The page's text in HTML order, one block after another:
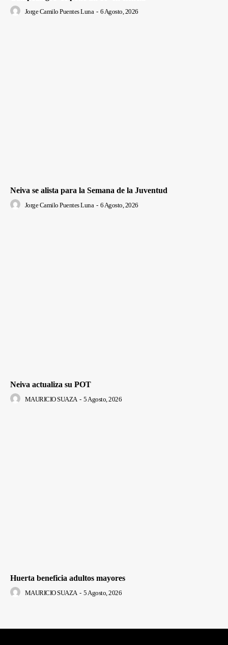
Jorge Camilo Puentes Luna - 6 Agosto, 2026
Neiva se alista para la Semana de la Juventud
Jorge Camilo Puentes Luna - 6 Agosto, 2026
Neiva actualiza su POT
MAURICIO SUAZA - 5 Agosto, 2026
Huerta beneficia adultos mayores
MAURICIO SUAZA - 5 Agosto, 2026